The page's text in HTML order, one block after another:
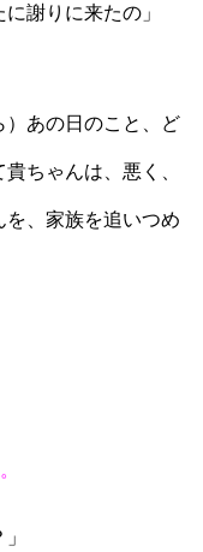
謝りに来たの」
あの日のこと、ど
ちゃんは、悪く、
、家族を追いつめ